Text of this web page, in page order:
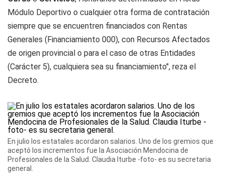
Módulo Deportivo o cualquier otra forma de contratación
siempre que se encuentren financiados con Rentas
Generales (Financiamiento 000), con Recursos Afectados
de origen provincial o para el caso de otras Entidades
(Carácter 5), cualquiera sea su financiamiento", reza el
Decreto.
En julio los estatales acordaron salarios. Uno de los gremios que
aceptó los incrementos fue la Asociación Mendocina de
Profesionales de la Salud. Claudia Iturbe -foto- es su secretaria
general.